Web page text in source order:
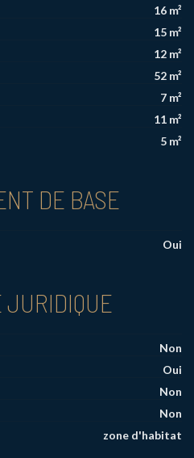
16 m²
15 m²
12 m²
52 m²
7 m²
11 m²
5 m²
DE BASE
Oui
JURIDIQUE
Non
Oui
Non
Non
zone d'habitat